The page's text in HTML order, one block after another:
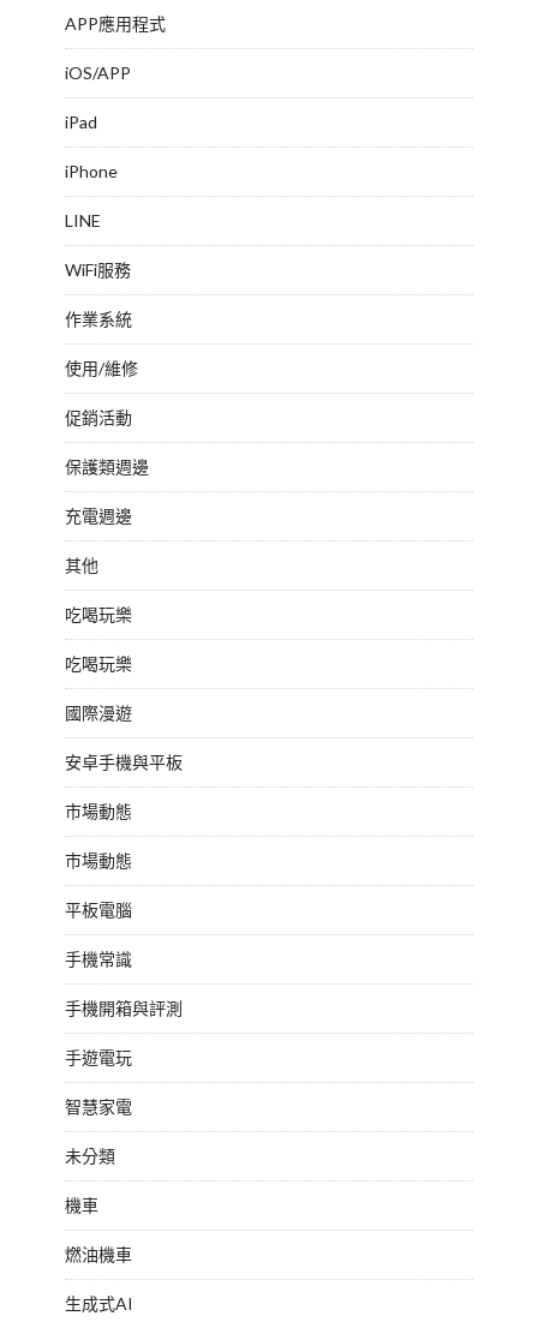
APP應用程式
iOS/APP
iPad
iPhone
LINE
WiFi服務
作業系統
使用/維修
促銷活動
保護類週邊
充電週邊
其他
吃喝玩樂
吃喝玩樂
國際漫遊
安卓手機與平板
市場動態
市場動態
平板電腦
手機常識
手機開箱與評測
手遊電玩
智慧家電
未分類
機車
燃油機車
生成式AI